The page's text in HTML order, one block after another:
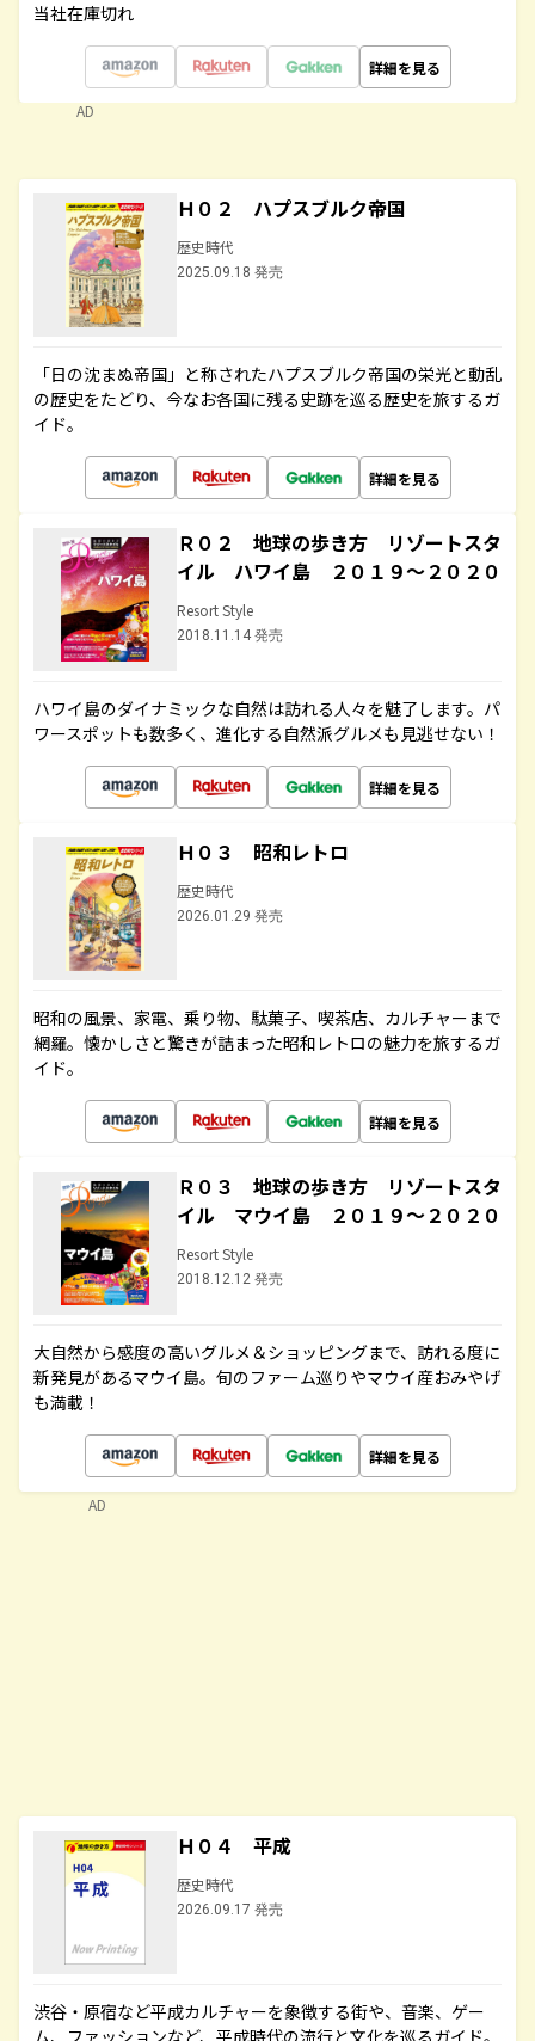
当社在庫切れ
詳細を見る
AD
Ｈ０２ ハプスブルク帝国
歴史時代
2025.09.18 発売
「日の沈まぬ帝国」と称されたハプスブルク帝国の栄光と動乱
の歴史をたどり、今なお各国に残る史跡を巡る歴史を旅するガ
イド。
詳細を見る
Ｒ０２ 地球の歩き方 リゾートスタ
イル ハワイ島 ２０１９～２０２０
Resort Style
2018.11.14 発売
ハワイ島のダイナミックな自然は訪れる人々を魅了します。パ
ワースポットも数多く、進化する自然派グルメも見逃せない！
詳細を見る
Ｈ０３ 昭和レトロ
歴史時代
2026.01.29 発売
昭和の風景、家電、乗り物、駄菓子、喫茶店、カルチャーまで
網羅。懐かしさと驚きが詰まった昭和レトロの魅力を旅するガ
イド。
詳細を見る
Ｒ０３ 地球の歩き方 リゾートスタ
イル マウイ島 ２０１９～２０２０
Resort Style
2018.12.12 発売
大自然から感度の高いグルメ＆ショッピングまで、訪れる度に
新発見があるマウイ島。旬のファーム巡りやマウイ産おみやげ
も満載！
詳細を見る
Ｈ０４ 平成
歴史時代
2026.09.17 発売
渋谷・原宿など平成カルチャーを象徴する街や、音楽、ゲー
ム、ファッションなど、平成時代の流行と文化を巡るガイド。
AD